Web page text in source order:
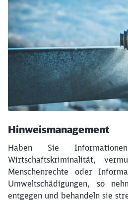
Hinweismanagement
Haben Sie
Wirtschaftskriminalität,
Menschenrechte oder
Umweltschädigungen, so
entgegen und behandeln sie
Möchten Sie zu
werden?
Abbrechen